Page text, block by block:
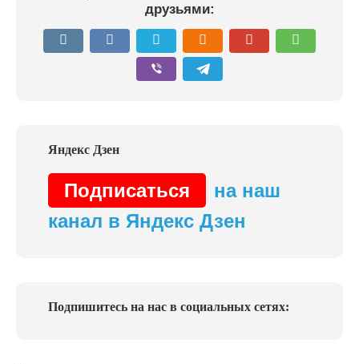
друзьями:
Подписаться
на наш
канал в Яндекс Дзен
Подпишитесь на нас в социальных сетях: